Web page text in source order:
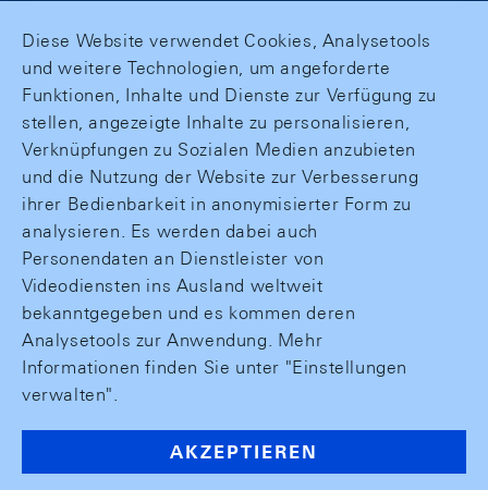
Diese Website verwendet Cookies, Analysetools
und weitere Technologien, um angeforderte
Funktionen, Inhalte und Dienste zur Verfügung zu
stellen, angezeigte Inhalte zu personalisieren,
Verknüpfungen zu Sozialen Medien anzubieten
und die Nutzung der Website zur Verbesserung
ihrer Bedienbarkeit in anonymisierter Form zu
analysieren. Es werden dabei auch
Personendaten an Dienstleister von
Videodiensten ins Ausland weltweit
bekanntgegeben und es kommen deren
Analysetools zur Anwendung. Mehr
Informationen finden Sie unter "Einstellungen
verwalten".
AKZEPTIEREN